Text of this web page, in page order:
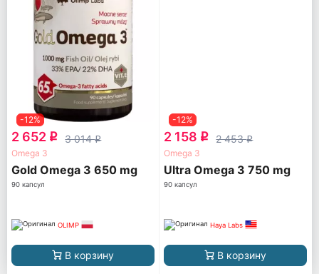
-12%
2 652 q 3 014q
Omega 3
Gold Omega 3 650 mg
90 капсул
OLIMP
В корзину
-12%
2 158 q 2 453q
Omega 3
Ultra Omega 3 750 mg
90 капсул
Haya Labs
В корзину